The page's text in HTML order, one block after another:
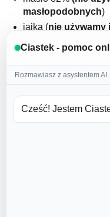
masłopodobnych)
jajka (nie używamy
cukier puder
cynamon
lukier: białko kurze,
Ciastek - pomoc
Rozmawiasz z asystentem AI.
Cześć! Jestem